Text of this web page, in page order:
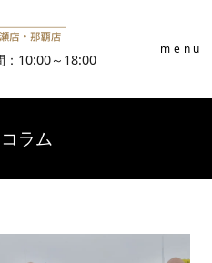
：10:00～18:00
menu
ラム